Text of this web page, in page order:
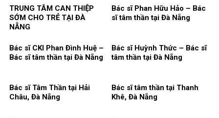
TRUNG TÂM CAN THIỆP
SỚM CHO TRẺ TẠI ĐÀ
NẴNG
Bác sĩ Phan Hữu Hảo – Bác
sĩ tâm thần tại Đà Nẵng
Bác sĩ CKI Phan Đình Huệ –
Bác sĩ tâm thần tại Đà Nẵng
Bác sĩ Huỳnh Thức – Bác sĩ
tâm thần tại Đà Nẵng
Bác sĩ Tâm Thần tại Hải
Châu, Đà Nẵng
Bác sĩ tâm thần tại Thanh
Khê, Đà Nẵng